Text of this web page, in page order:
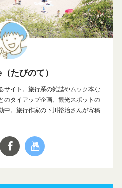
たびのて）
サイト。旅行系の雑誌やムック本な
のタイアップ企画、観光スポットの
中。旅行作家の下川裕治さんが寄稿